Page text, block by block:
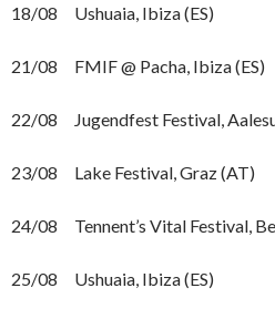
18/08 Ushuaia, Ibiza (ES)
21/08 FMIF @ Pacha, Ibiza (ES)
22/08 Jugendfest Festival,
23/08 Lake Festival, Graz (AT)
24/08 Tennent’s Vital Festival,
25/08 Ushuaia, Ibiza (ES)